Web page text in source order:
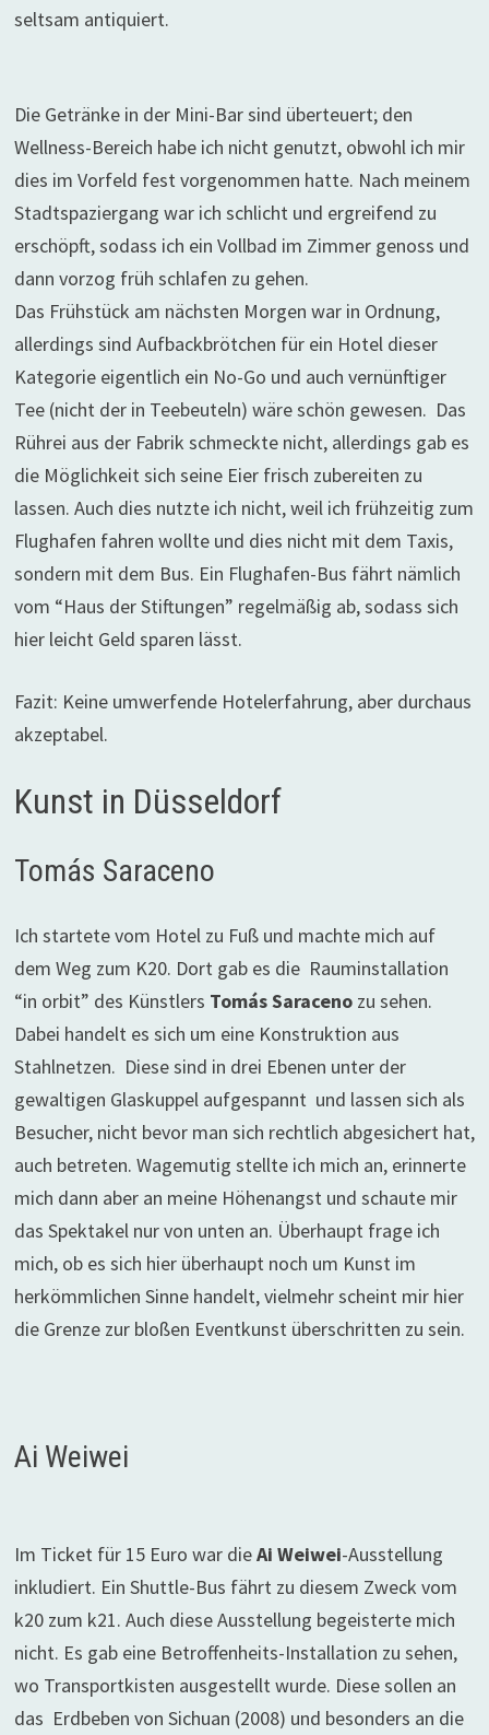
seltsam antiquiert.
Die Getränke in der Mini-Bar sind überteuert; den
Wellness-Bereich habe ich nicht genutzt, obwohl ich mir
dies im Vorfeld fest vorgenommen hatte. Nach meinem
Stadtspaziergang war ich schlicht und ergreifend zu
erschöpft, sodass ich ein Vollbad im Zimmer genoss und
dann vorzog früh schlafen zu gehen.
Das Frühstück am nächsten Morgen war in Ordnung,
allerdings sind Aufbackbrötchen für ein Hotel dieser
Kategorie eigentlich ein No-Go und auch vernünftiger
Tee (nicht der in Teebeuteln) wäre schön gewesen. Das
Rührei aus der Fabrik schmeckte nicht, allerdings gab es
die Möglichkeit sich seine Eier frisch zubereiten zu
lassen. Auch dies nutzte ich nicht, weil ich frühzeitig zum
Flughafen fahren wollte und dies nicht mit dem Taxis,
sondern mit dem Bus. Ein Flughafen-Bus fährt nämlich
vom “Haus der Stiftungen” regelmäßig ab, sodass sich
hier leicht Geld sparen lässt.
Fazit: Keine umwerfende Hotelerfahrung, aber durchaus
akzeptabel.
Kunst in Düsseldorf
Tomás Saraceno
Ich startete vom Hotel zu Fuß und machte mich auf
dem Weg zum K20. Dort gab es die Rauminstallation
“in orbit” des Künstlers Tomás Saracenozu sehen.
Dabei handelt es sich um eine Konstruktion aus
Stahlnetzen. Diese sind in drei Ebenen unter der
gewaltigen Glaskuppel aufgespannt und lassen sich als
Besucher, nicht bevor man sich rechtlich abgesichert hat,
auch betreten. Wagemutig stellte ich mich an, erinnerte
mich dann aber an meine Höhenangst und schaute mir
das Spektakel nur von unten an. Überhaupt frage ich
mich, ob es sich hier überhaupt noch um Kunst im
herkömmlichen Sinne handelt, vielmehr scheint mir hier
die Grenze zur bloßen Eventkunst überschritten zu sein.
Ai Weiwei
Im Ticket für 15 Euro war dieAi Weiwei-Ausstellung
inkludiert. Ein Shuttle-Bus fährt zu diesem Zweck vom
k20 zum k21. Auch diese Ausstellung begeisterte mich
nicht. Es gab eine Betroffenheits-Installation zu sehen,
wo Transportkisten ausgestellt wurde. Diese sollen an
das Erdbeben von Sichuan (2008) und besonders an die